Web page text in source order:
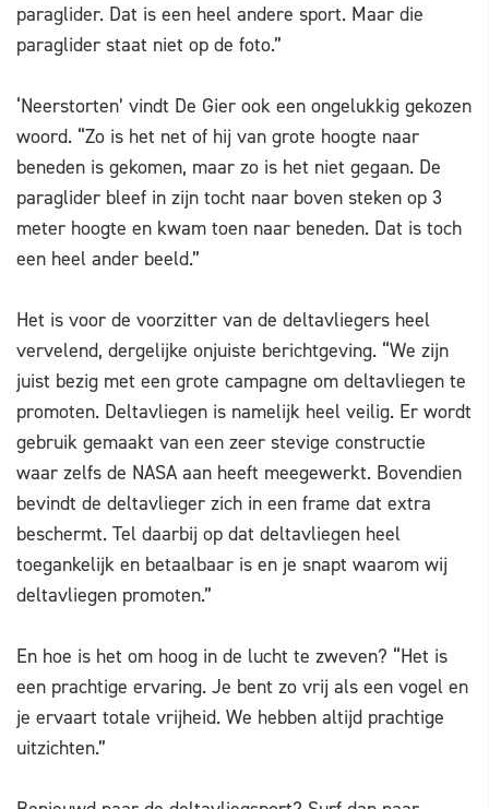
paraglider. Dat is een heel andere sport. Maar die
paraglider staat niet op de foto.”
‘Neerstorten’ vindt De Gier ook een ongelukkig gekozen
woord. “Zo is het net of hij van grote hoogte naar
beneden is gekomen, maar zo is het niet gegaan. De
paraglider bleef in zijn tocht naar boven steken op 3
meter hoogte en kwam toen naar beneden. Dat is toch
een heel ander beeld.”
Het is voor de voorzitter van de deltavliegers heel
vervelend, dergelijke onjuiste berichtgeving. “We zijn
juist bezig met een grote campagne om deltavliegen te
promoten. Deltavliegen is namelijk heel veilig. Er wordt
gebruik gemaakt van een zeer stevige constructie
waar zelfs de NASA aan heeft meegewerkt. Bovendien
bevindt de deltavlieger zich in een frame dat extra
beschermt. Tel daarbij op dat deltavliegen heel
toegankelijk en betaalbaar is en je snapt waarom wij
deltavliegen promoten.”
En hoe is het om hoog in de lucht te zweven? “Het is
een prachtige ervaring. Je bent zo vrij als een vogel en
je ervaart totale vrijheid. We hebben altijd prachtige
uitzichten.”